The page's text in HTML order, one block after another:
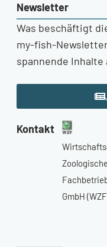
Newsletter
Was beschäftigt
my-fish-
spannende
Kontakt
GmbH